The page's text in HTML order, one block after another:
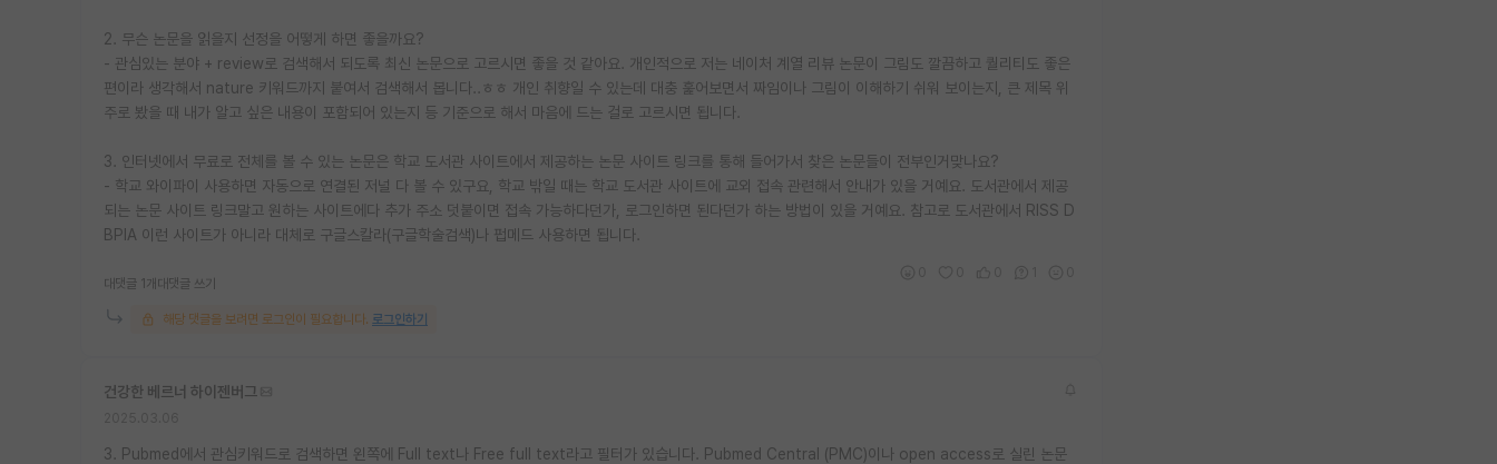
2. 무슨 논문을 읽을지 선정을 어떻게 하면 좋을까요?
- 관심있는 분야 + review로 검색해서 되도록 최신 논문으로 고르시면 좋을 것 같아요. 개인적으로 저는 네이처 계열 리뷰 논문이 그림도 깔끔하고 퀄리티도 좋은
편이라 생각해서 nature 키워드까지 붙여서 검색해서 봅니다..ㅎㅎ 개인 취향일 수 있는데 대충 훑어보면서 짜임이나 그림이 이해하기 쉬워 보이는지, 큰 제목 위
주로 봤을 때 내가 알고 싶은 내용이 포함되어 있는지 등 기준으로 해서 마음에 드는 걸로 고르시면 됩니다.
3. 인터넷에서 무료로 전체를 볼 수 있는 논문은 학교 도서관 사이트에서 제공하는 논문 사이트 링크를 통해 들어가서 찾은 논문들이 전부인거맞나요?
- 학교 와이파이 사용하면 자동으로 연결된 저널 다 볼 수 있구요, 학교 밖일 때는 학교 도서관 사이트에 교외 접속 관련해서 안내가 있을 거예요. 도서관에서 제공
되는 논문 사이트 링크말고 원하는 사이트에다 추가 주소 덧붙이면 접속 가능하다던가, 로그인하면 된다던가 하는 방법이 있을 거예요. 참고로 도서관에서 RISS D
BPIA 이런 사이트가 아니라 대체로 구글스칼라(구글학술검색)나 펍메드 사용하면 됩니다.
대댓글 1개 대댓글 쓰기
해당 댓글을 보려면 로그인이 필요합니다. 로그인하기
건강한 베르너 하이젠버그
3. Pubmed에서 관심키워드로 검색하면 왼쪽에 Full text나 Free full text라고 필터가 있습니다. Pubmed Central (PMC)이나 open access로 실린 논문